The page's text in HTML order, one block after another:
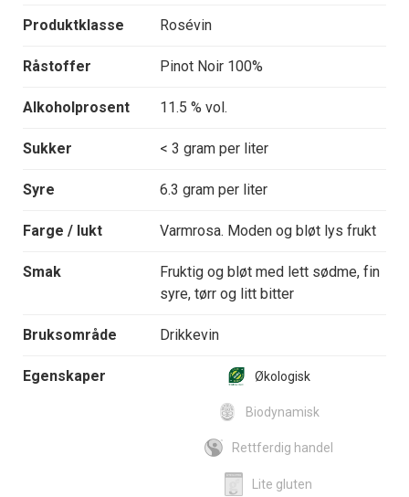
Produktklasse Rosévin
Råstoffer Pinot Noir 100%
Alkoholprosent 11.5 % vol.
Sukker < 3 gram per liter
Syre 6.3 gram per liter
Farge / lukt Varmrosa. Moden og bløt lys frukt
Smak
Fruktig og bløt med lett sødme, fin
syre, tørr og litt bitter
Bruksområde Drikkevin
Egenskaper Økologisk
Biodynamisk
Rettferdig handel
Lite gluten